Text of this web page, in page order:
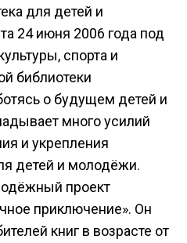
для детей и
24 июня 2006 года под
спорта и
библиотеки
о будущем детей и
много усилий
и укрепления
детей и молодёжи.
проект
приключение». Он
книг в возрасте от